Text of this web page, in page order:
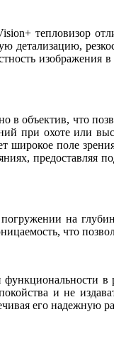
тепловизор
что
охоте или
поле
на
что
и не
его надежную